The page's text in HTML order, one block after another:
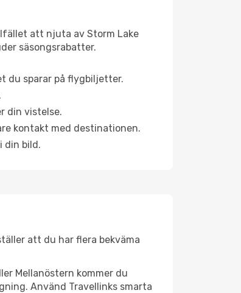
att njuta av Storm Lake
säsongsrabatter.
du sparar på flygbiljetter.
din vistelse.
kontakt med destinationen.
din bild.
att du har flera bekväma
Mellanöstern kommer du
Använd Travellinks smarta